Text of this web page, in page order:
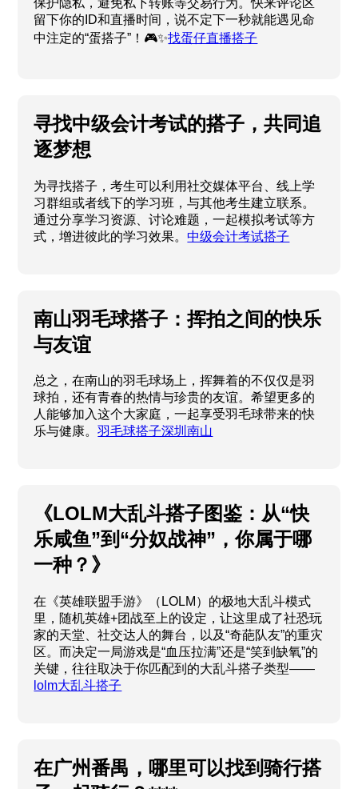
留下你的ID和直播时间，说不定下一秒就能遇见命
中注定的“蛋搭子”！🎮✨找蛋仔直播搭子
寻找中级会计考试的搭子，共同追
逐梦想
为寻找搭子，考生可以利用社交媒体平台、线上学
习群组或者线下的学习班，与其他考生建立联系。
通过分享学习资源、讨论难题，一起模拟考试等方
式，增进彼此的学习效果。中级会计考试搭子
南山羽毛球搭子：挥拍之间的快乐
与友谊
总之，在南山的羽毛球场上，挥舞着的不仅仅是羽
球拍，还有青春的热情与珍贵的友谊。希望更多的
人能够加入这个大家庭，一起享受羽毛球带来的快
乐与健康。羽毛球搭子深圳南山
《LOLM大乱斗搭子图鉴：从“快
乐咸鱼”到“分奴战神”，你属于哪
一种？》
在《英雄联盟手游》（LOLM）的极地大乱斗模式
里，随机英雄+团战至上的设定，让这里成了社恐玩
家的天堂、社交达人的舞台，以及“奇葩队友”的重灾
区。而决定一局游戏是“血压拉满”还是“笑到缺氧”的
关键，往往取决于你匹配到的大乱斗搭子类型——
lolm大乱斗搭子
在广州番禺，哪里可以找到骑行搭